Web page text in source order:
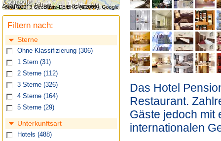
Filtern nach:
Sterne
Ohne Klassifizierung (306)
1 Stern (31)
2 Sterne (112)
3 Sterne (326)
4 Sterne (164)
5 Sterne (29)
Unterkunftsart
Hotels (488)
Das Hotel
Restaurant.
Gäste jedoch mit
internationalen